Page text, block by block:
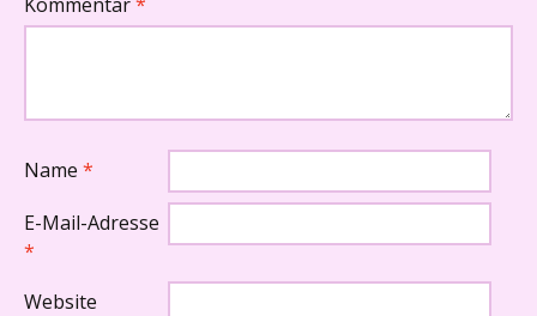
Name *
E-Mail-Adresse
*
Website